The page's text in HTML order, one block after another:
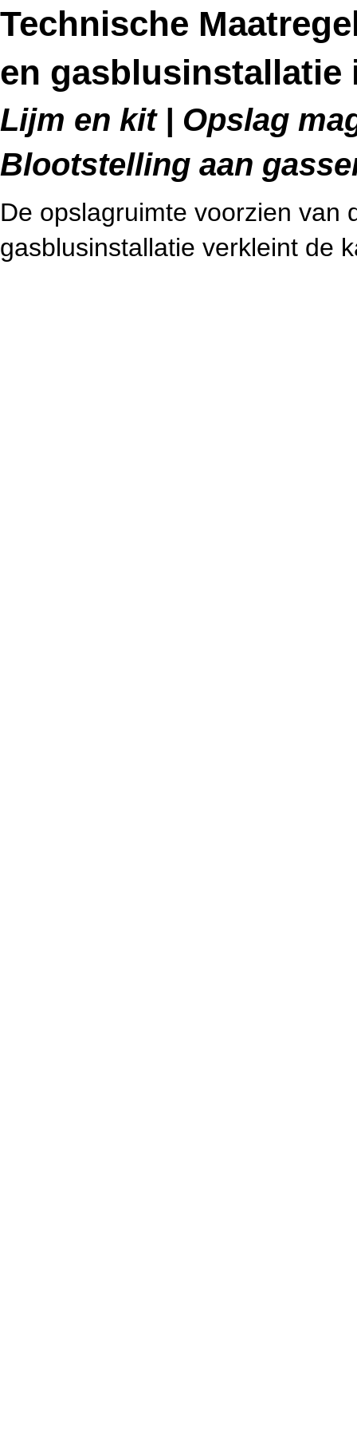
Technische
en gasblusinstallatie
Lijm en kit | Opslag
Blootstelling aan
De opslagruimte voorzien van
gasblusinstallatie verkleint de